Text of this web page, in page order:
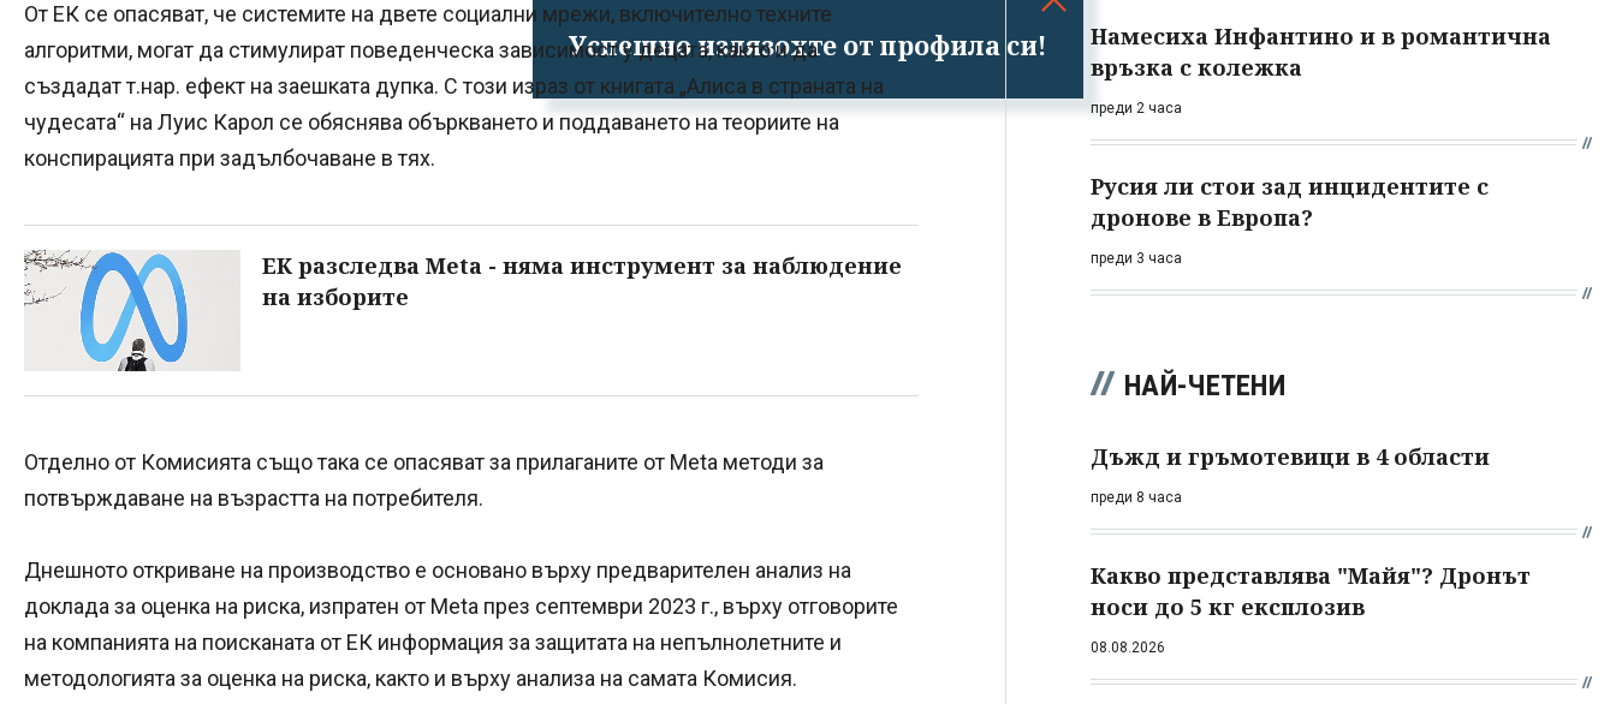
Успешно излязохте от профила си!
От ЕК се опасяват, че системите на двете социални мрежи, включително техните
алгоритми, могат да стимулират поведенческа зависимост у децата, както и да
създадат т.нар. ефект на заешката дупка. С този израз от книгата „Алиса в страната на
чудесата“ на Луис Карол се обяснява объркването и поддаването на теориите на
конспирацията при задълбочаване в тях.
ЕК разследва Meta - няма инструмент за наблюдение
на изборите
Отделно от Комисията също така се опасяват за прилаганите от Meta методи за
потвърждаване на възрастта на потребителя.
Днешното откриване на производство е основано върху предварителен анализ на
доклада за оценка на риска, изпратен от Meta през септември 2023 г., върху отговорите
на компанията на поисканата от ЕК информация за защитата на непълнолетните и
методологията за оценка на риска, както и върху анализа на самата Комисия.
Намесиха Инфантино и в романтична
връзка с колежка
преди 2 часа
Русия ли стои зад инцидентите с
дронове в Европа?
преди 3 часа
НАЙ-ЧЕТЕНИ
Дъжд и гръмотевици в 4 области
преди 8 часа
Какво представлява "Майя"? Дронът
носи до 5 кг експлозив
08.08.2026